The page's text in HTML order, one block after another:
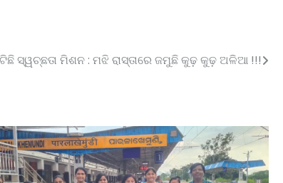
ସ୍ୱଚ୍ଛତା ମିଶନ : ମଝି ରାସ୍ତାରେ ଜମୁଛି କୁଢ଼ କୁଢ଼ ଅଳିଆ !!!